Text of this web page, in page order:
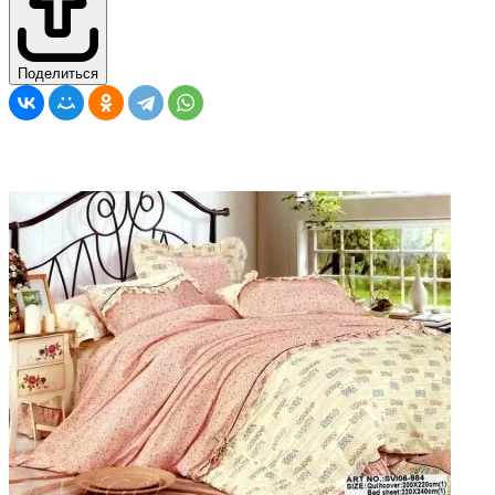
Поделиться